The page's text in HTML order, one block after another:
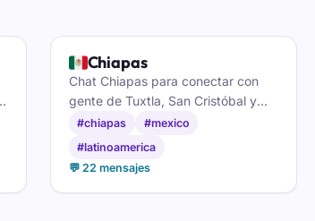
🇲🇽Chiapas
Chat Chiapas para conectar con
gente de Tuxtla, San Cristóbal y
Tapachula: café, tradiciones,
costumbres locales y amistad sin
registro.
#chiapas
#mexico
#latinoamerica
💬 22 mensajes